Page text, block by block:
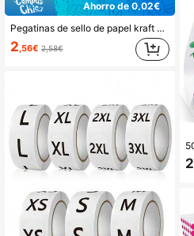
Ahorro de 0,02€
Pegatinas de sello de papel kraft de 2.5cm/3.8cm/4.5cm/5cm, etiquetas redondas para manualidades, embalaje, repostería artesanal, decoración de regalos, 500 piezas/rollo, útiles escolares, vuelta al colegio
2,56€ 2,58€
2